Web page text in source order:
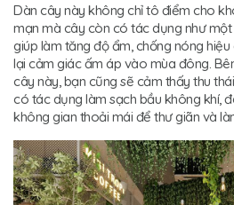
Dàn cây này không chỉ tô điểm cho
mạn mà cây còn có tác dụng như một
giúp làm tăng độ ẩm, chống nóng
lại cảm giác ấm áp vào mùa đông.
cây này, bạn cũng sẽ cảm thấy thu
có tác dụng làm sạch bầu không khí,
không gian thoải mái để thư giãn và